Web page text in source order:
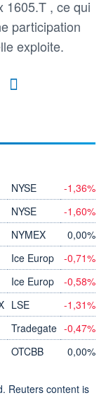
1605.T , ce qui
participation
exploite.
NYSE -1,36%
NYSE -1,60%
NYMEX 0,00%
Ice Europ -0,71%
Ice Europ -0,58%
LSE -1,31%
Tradegate -0,47%
OTCBB 0,00%
Reuters content is